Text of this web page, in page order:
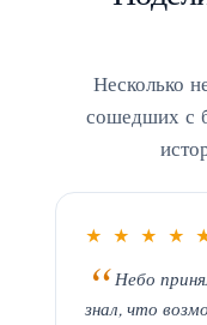
Несколько
сошедших с
★ ★ ★ ★
Небо
знал, что